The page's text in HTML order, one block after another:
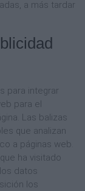
a más tardar
para integrar
para el
Las balizas
que analizan
a páginas web.
ha visitado
datos
los